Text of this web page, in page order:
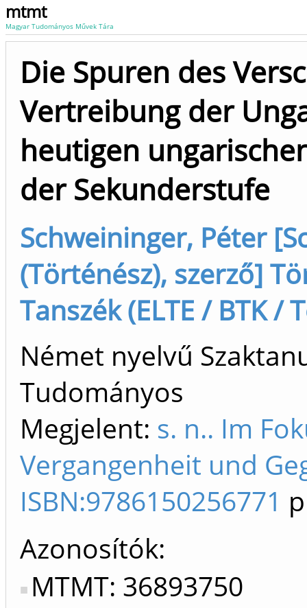
mtmt
Magyar Tudományos Művek Tára
Die Spuren des
Vertreibung der
heutigen
der Sekunderstufe
Schweininger, Péter
(Történész), szerző]
Tanszék (ELTE / BTK /
Német nyelvű
Tudományos
Megjelent: s. n.. Im
Vergangenheit und
ISBN:9786150256771
Azonosítók
MTMT: 36893750